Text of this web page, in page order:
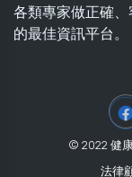
各類專家做正確
的最佳資訊平台。
© 2022 健
法律